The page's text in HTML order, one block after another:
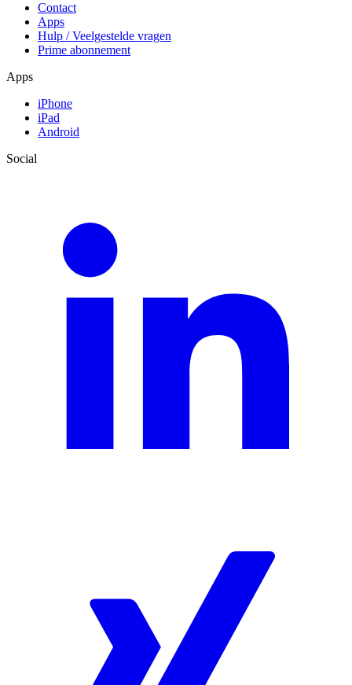
Contact
Apps
Hulp / Veelgestelde vragen
Prime abonnement
Apps
iPhone
iPad
Android
Social